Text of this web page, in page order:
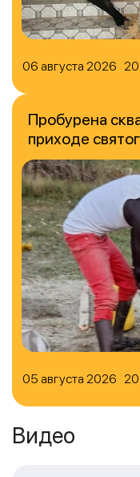
06 августа 2026
05 августа 2026
Пробурена
приходе
Видео